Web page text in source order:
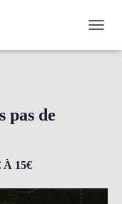
pas de
À 15€